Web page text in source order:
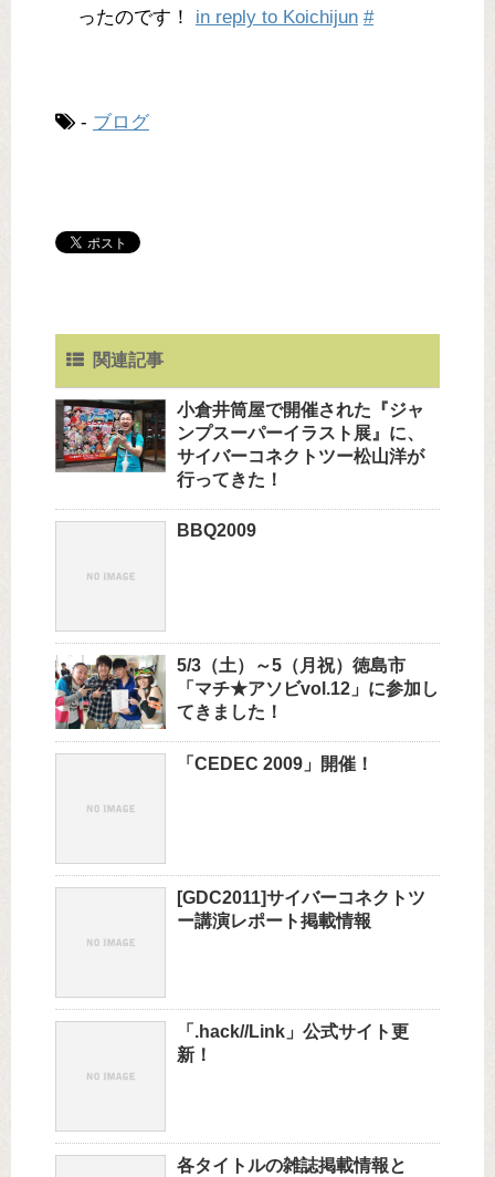
ったのです！ in reply to Koichijun #
- ブログ
関連記事
小倉井筒屋で開催された『ジャ
ンプスーパーイラスト展』に、
サイバーコネクトツー松山洋が
行ってきた！
BBQ2009
5/3（土）～5（月祝）徳島市
「マチ★アソビvol.12」に参加し
てきました！
「CEDEC 2009」開催！
[GDC2011]サイバーコネクトツ
ー講演レポート掲載情報
「.hack//Link」公式サイト更
新！
各タイトルの雑誌掲載情報と